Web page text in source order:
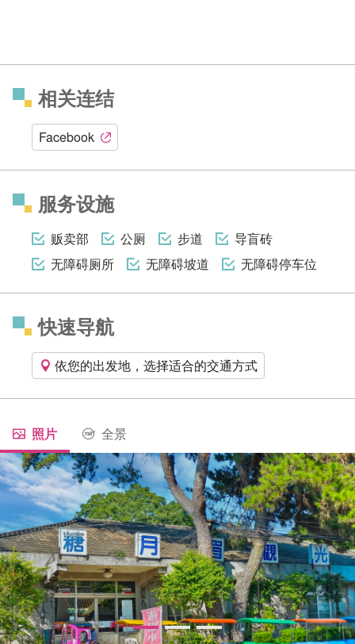
相关连结
Facebook
服务设施
贩卖部 公厕 步道
导盲砖
无障碍厕所
无障碍坡道 无障碍停车位
快速导航
依您的出发地，选择适合的交通方式
照片 全景